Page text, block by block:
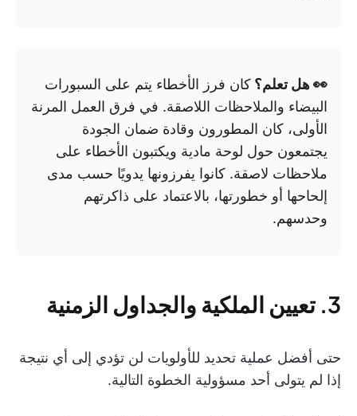
👀 هل تعلم؟ كان فرز الأخطاء يتم على السبورات
البيضاء والملاحظات اللاصقة. في فرق العمل المرنة
الأولى، كان المطورون وقادة ضمان الجودة
يجتمعون حول لوحة مادية ويكتبون الأخطاء على
ملاحظات لاصقة. كانوا يفرزونها يدويًا حسب مدى
إلحاحها أو خطورتها، بالاعتماد على ذاكرتهم
وحدسهم.
3. تعيين الملكية والجداول الزمنية
حتى أفضل عملية تحديد للأولويات لن تؤدي إلى أي نتيجة
إذا لم يتولى أحد مسؤولية الخطوة التالية.